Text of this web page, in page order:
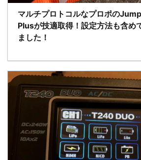
マルチプロトコルなプロポの
Plusが技適取得！設定方法も含め
ました！